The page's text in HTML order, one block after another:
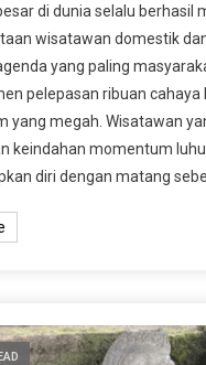
di dunia selalu berhasil
wisatawan domestik
yang paling
pelepasan ribuan cahaya
yang megah. Wisatawan
keindahan momentum
diri dengan matang